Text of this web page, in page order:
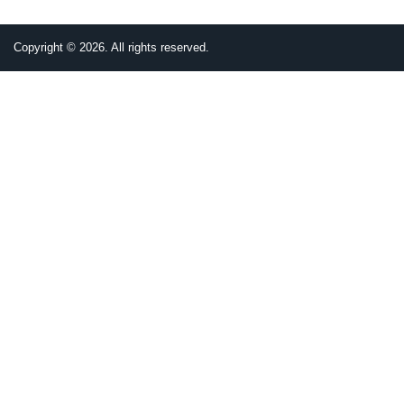
Copyright © 2026. All rights reserved.